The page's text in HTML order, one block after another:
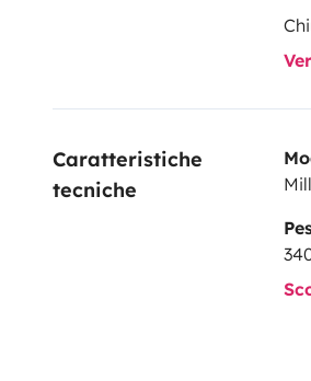
Caratteristiche
tecniche